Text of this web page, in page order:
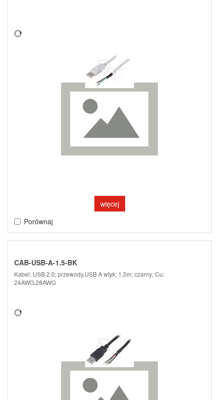
więcej
Porównaj
CAB-USB-A-1.5-BK
Kabel; USB 2.0; przewody,USB A wtyk; 1,5m; czarny; Cu;
24AWG,28AWG